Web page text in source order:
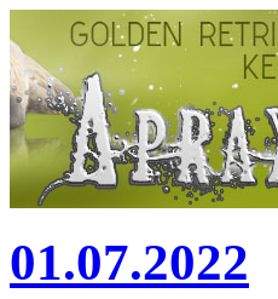
01.07.2022